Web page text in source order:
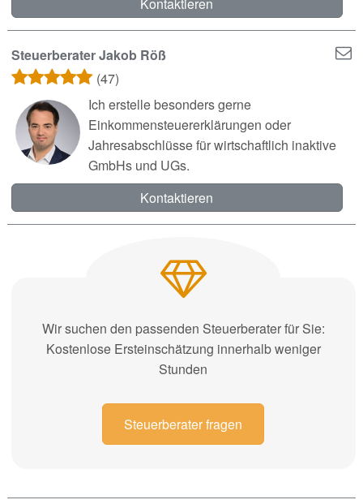
Steuerberater Jakob Röß
(47)
Ich erstelle besonders gerne
Einkommensteuererklärungen oder
Jahresabschlüsse für wirtschaftlich inaktive
GmbHs und UGs.
Kontaktieren
Wir suchen den passenden Steuerberater für Sie:
Kostenlose Ersteinschätzung innerhalb weniger
Stunden
Steuerberater fragen